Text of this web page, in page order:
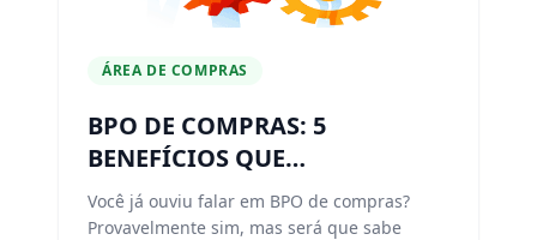
ÁREA DE COMPRAS
BPO DE COMPRAS: 5
BENEFÍCIOS QUE
COMPROVAM A EFICÁCIA
DESSA AÇÃO
Você já ouviu falar em BPO de compras?
Provavelmente sim, mas será que sabe